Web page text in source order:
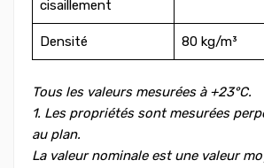
cisaillement
Densité 80 kg/m³
Tous les valeurs mesurées à +23°C.
1. Les propriétés sont mesurées
au plan.
La valeur nominale est une valeur